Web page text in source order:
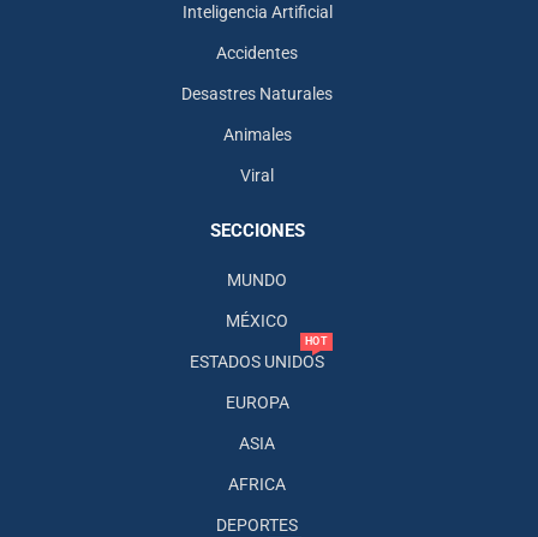
Inteligencia Artificial
Accidentes
Desastres Naturales
Animales
Viral
SECCIONES
MUNDO
MÉXICO
ESTADOS UNIDOS
HOT
EUROPA
ASIA
AFRICA
DEPORTES